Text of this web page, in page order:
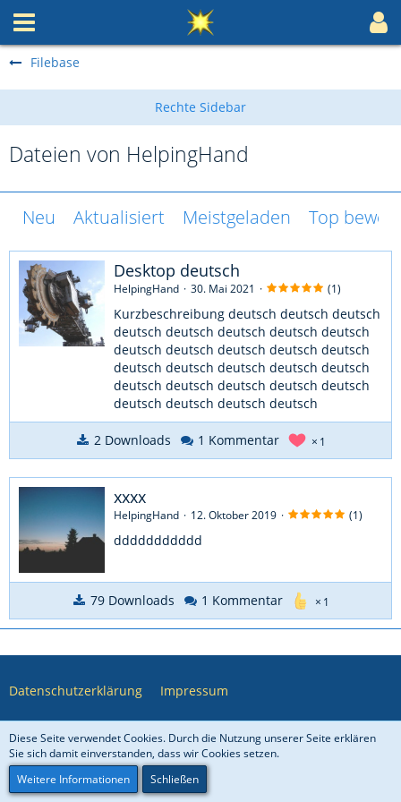
Filebase
Dateien von HelpingHand
Neu Aktualisiert Meistgeladen Top
Desktop deutsch
HelpingHand 30. Mai 2021 (1)
Kurzbeschreibung deutsch deutsch deutsch
deutsch deutsch deutsch deutsch deutsch
deutsch deutsch deutsch deutsch deutsch
deutsch deutsch deutsch deutsch deutsch
deutsch deutsch deutsch deutsch deutsch
deutsch deutsch deutsch deutsch
2 Downloads 1 Kommentar 1
xxxx
HelpingHand 12. Oktober 2019 (1)
ddddddddddd
79 Downloads 1 Kommentar 1
Datenschutzerklärung Impressum
Community-Software:WoltLab Suite™ 5.4.7
COSIREX© 2006 – 2026
Diese Seite verwendet Cookies. Durch die Nutzung unserer Seite erklären
Sie sich damit einverstanden, dass wir Cookies setzen.
Weitere Informationen
Schließen